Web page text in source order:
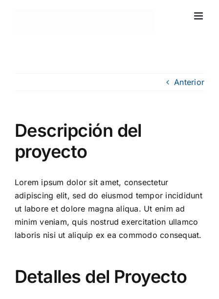
Anterior
Descripción del
proyecto
Lorem ipsum dolor sit amet, consectetur
adipiscing elit, sed do eiusmod tempor incididunt
ut labore et dolore magna aliqua. Ut enim ad
minim veniam, quis nostrud exercitation ullamco
laboris nisi ut aliquip ex ea commodo consequat.
Detalles del Proyecto